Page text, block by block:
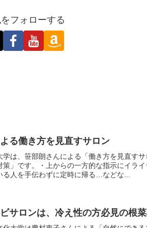
フォローする
る働き方を見直すサロン
は、笹部朗さんによる「働き方を見直すサ
」です。・上からの一方的な指示にイラ
る人を手伝わずに定時に帰る…などな...
サロンは、冷え性の方必見の根菜